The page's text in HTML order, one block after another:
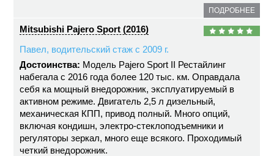
ПОДРОБНЕЕ
Mitsubishi Pajero Sport (2016)
Павел, водительский стаж с 2009 г.
Достоинства: Модель Pajero Sport II Рестайлинг
набегала с 2016 года более 120 тыс. км. Оправдала
себя ка мощный внедорожник, эксплуатируемый в
активном режиме. Двигатель 2,5 л дизельный,
механическая КПП, привод полный. Много опций,
включая кондишн, электро-стеклоподъемники и
регуляторы зеркал, много еще всякого. Проходимый
четкий внедорожник.